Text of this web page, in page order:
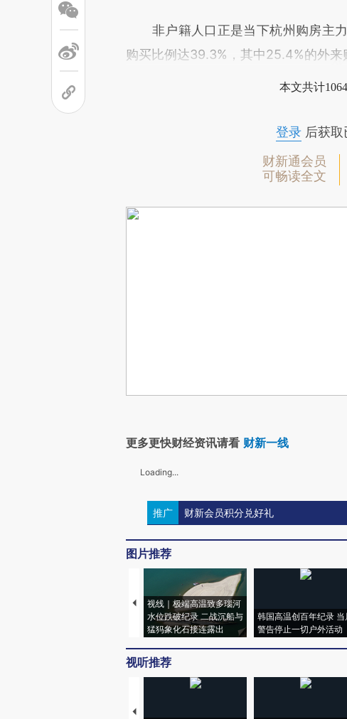
非户籍人口正是当下杭州购房主力
购买比例达39.3%，其中25.4%的外来
本文共计
登录后获取
财新通会员
可畅读全文
更多更快财经资讯请看 财新一线
Loading...
推广 财新会员积分兑好礼
图片推荐
视线｜极端高温致多瑙河
水位跌破纪录 二战沉船与
猛犸象化石接连露出
韩国高温创百年纪录 当
警告停止一切户外活动
视听推荐